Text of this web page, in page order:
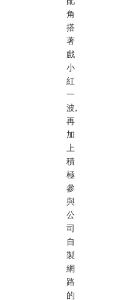
角
搭
著
戲
小
紅
一
波,
再
加
上
積
極
參
與
公
司
自
製
網
路
的